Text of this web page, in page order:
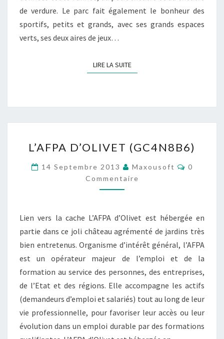
de verdure. Le parc fait également le bonheur des
sportifs, petits et grands, avec ses grands espaces
verts, ses deux aires de jeux…
LIRE LA SUITELIRE LA SUITE
D’OLIVET
(GC4N8B6)
L’AFPA D’OLIVET (GC4N8B6)
14 Septembre 2013 Maxousoft
0
Commentaire
Lien vers la cache L’AFPA d’Olivet est hébergée en
partie dans ce joli château agrémenté de jardins très
bien entretenus. Organisme d’intérêt général, l’AFPA
est un opérateur majeur de l’emploi et de la
formation au service des personnes, des entreprises,
de l’Etat et des régions. Elle accompagne les actifs
(demandeurs d’emploi et salariés) tout au long de leur
vie professionnelle, pour favoriser leur accès ou leur
évolution dans un emploi durable par des formations